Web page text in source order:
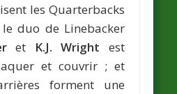
les Quarterbacks
duo de Linebacker
et K.J. Wright est
et couvrir ; et
forment une